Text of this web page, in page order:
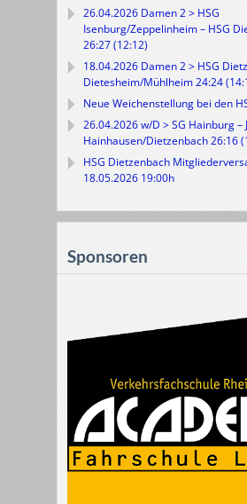
26.04.2026 Damen 2 > HSG
Isenburg/Zeppelinheim – HSG
26:27 (12:12)
18.04.2026 Damen 2 > HSG
Dietesheim/Mühlheim 24:24
Neue Weichenstellung bei den
26.04.2026 w/D > SG Hainburg –
Hainhausen/Dietzenbach 26:16
HSG Dietzenbach
18.05.2026 19:00h
Sponsoren